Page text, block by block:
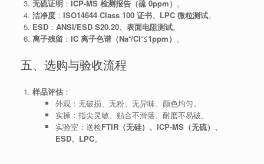
无硫证明： ICP-MS 检测报告（硫 0ppm） 。
洁净度： ISO14644 Class 100 证书、LPC 微粒测试。
ESD： ANSI/ESD S20.20、表面电阻测试。
离子残留 ： IC 离子色谱（Na⁺/Cl⁻≤1ppm） 。
五、选购与验收流程
样品评估：
外观：无破损、无粉、无异味、颜色均匀。
实操：指尖灵敏、贴合不滑落、耐磨不易破。
实验室：送检FTIR（无硅）、ICP-MS（无硫）、
ESD、LPC。